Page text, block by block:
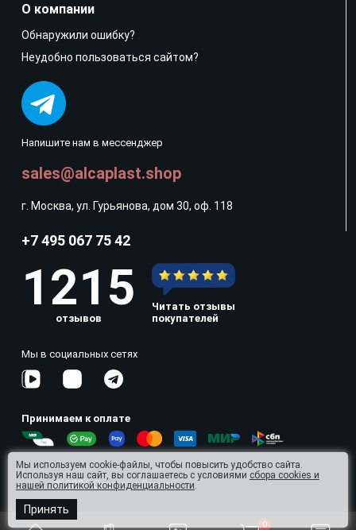
0
Напишите нам в мессенджер
sales@alcaplast.shop
г. Москва, ул. Гурьянова, дом 30, оф. 118
О компании
Обнаружили ошибку?
Неудобно пользоваться сайтом?
+7 495 067 75 42
1215
отзывов
Читать отзывы
покупателей
Мы в социальных сетях
Принимаем к оплате
© 2026 Omnisan Group
Мы используем cookie-файлы, чтобы повысить удобство сайта.
Используя наш сайт, вы соглашаетесь с условиями сбора cookies и
нашей политикой конфиденциальности.
Принять